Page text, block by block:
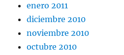
enero 2011
diciembre 2010
noviembre 2010
octubre 2010